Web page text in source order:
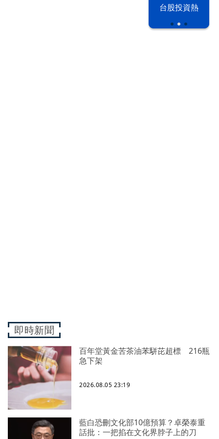
台股投資熱
即時新聞
百年堂黃金苦茶油苯駢芘超標 216瓶
急下架
2026.08.05 23:19
藍白恐刪文化部10億預算？卓榮泰重
話批：一把掐在文化界脖子上的刀